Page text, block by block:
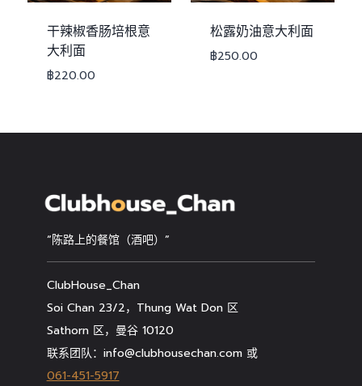
干辣椒香肠培根意
大利面
฿220.00
松露奶油意大利面
฿250.00
“陈路上的餐馆（酒吧）”
ClubHouse_Chan
Soi Chan 23/2，Thung Wat Don 区
Sathorn 区，曼谷 10120
联系团队：info@clubhousechan.com 或
061-451-5917